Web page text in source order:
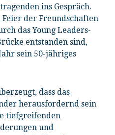
ins Gespräch.
der Freundschaften
das Young Leaders-
entstanden sind,
sein 50-jähriges
dass das
herausfordernd sein
tiefgreifenden
und